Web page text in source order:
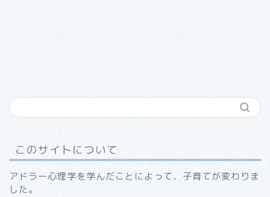
このサイトについて
アドラー心理学を学んだことによって、子育てが変わりま
した。